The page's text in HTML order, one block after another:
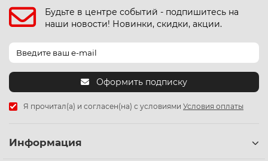
Будьте в центре событий - подпишитесь на
наши новости! Новинки, скидки, акции.
Оформить подписку
Я прочитал(а) и согласен(на) с условиями Условия оплаты
Информация